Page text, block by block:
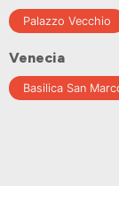
Palazzo Vecchio
Venecia
Basilica San